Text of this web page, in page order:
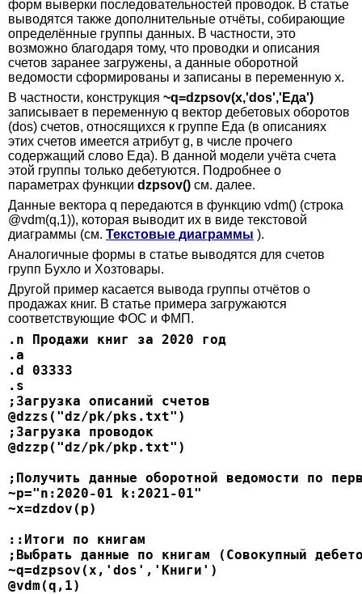
форм выверки последовательностей проводок. В статье
выводятся также дополнительные отчёты, собирающие
определённые группы данных. В частности, это
возможно благодаря тому, что проводки и описания
счетов заранее загружены, а данные оборотной
ведомости сформированы и записаны в переменную x.
В частности, конструкция ~q=dzpsov(x,'dos','Еда')
записывает в переменную q вектор дебетовых оборотов
(dos) счетов, относящихся к группе Еда (в описаниях
этих счетов имеется атрибут g, в числе прочего
содержащий слово Еда). В данной модели учёта счета
этой группы только дебетуются. Подробнее о
параметрах функции dzpsov() см. далее.
Данные вектора q передаются в функцию vdm() (строка
@vdm(q,1)), которая выводит их в виде текстовой
диаграммы (см. Текстовые диаграммы ).
Аналогичные формы в статье выводятся для счетов
групп Бухло и Хозтовары.
Другой пример касается вывода группы отчётов о
продажах книг. В статье примера загружаются
соответствующие ФОС и ФМП.
.n Продажи книг за 2020 год
.a
.d 03333
.s
;Загрузка описаний счетов
@dzzs("dz/pk/pks.txt")
;Загрузка проводок
@dzzp("dz/pk/pkp.txt")
;Получить данные оборотной ведомости по
~p="n:2020-01 k:2021-01"
~x=dzdov(p)
::Итоги по книгам
;Выбрать данные по книгам (Совокупный
~q=dzpsov(x,'dos','Книги')
@vdm(q,1)